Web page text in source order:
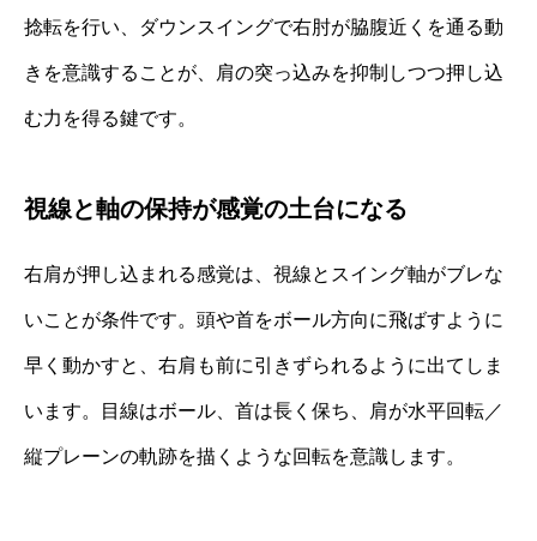
捻転を行い、ダウンスイングで右肘が脇腹近くを通る動
きを意識することが、肩の突っ込みを抑制しつつ押し込
む力を得る鍵です。
視線と軸の保持が感覚の土台になる
右肩が押し込まれる感覚は、視線とスイング軸がブレな
いことが条件です。頭や首をボール方向に飛ばすように
早く動かすと、右肩も前に引きずられるように出てしま
います。目線はボール、首は長く保ち、肩が水平回転／
縦プレーンの軌跡を描くような回転を意識します。